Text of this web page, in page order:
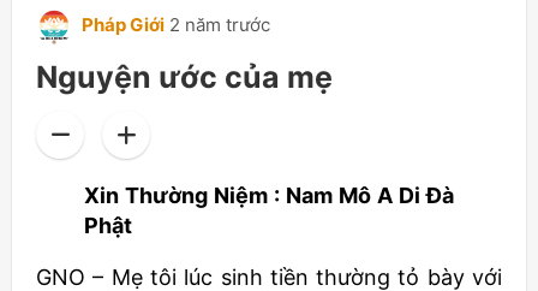
Pháp Giới 2 năm trước
Nguyện ước của mẹ
Xin Thường Niệm : Nam Mô A Di Đà
Phật
GNO – Mẹ tôi lúc sinh tiền thường tỏ bày với